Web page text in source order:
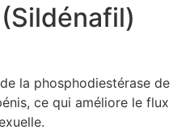
la phosphodiestérase de
ce qui améliore le flux